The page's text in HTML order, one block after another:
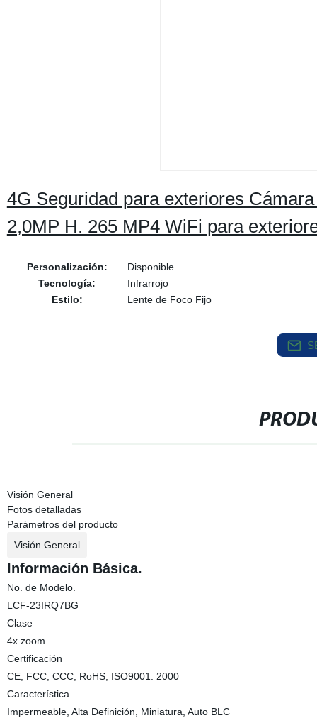
4G Seguridad para exteriores
2,0MP H. 265 MP4 WiFi para
Personalización:
Disponible
Tecnología:
Infrarrojo
Estilo:
Lente de Foco Fijo
Visión General
Fotos detalladas
Parámetros del producto
Visión General
Información Básica.
No. de Modelo.
LCF-23IRQ7BG
Clase
4x zoom
Certificación
CE, FCC, CCC, RoHS, ISO9001: 2000
Característica
Impermeable, Alta Definición, Miniatura, Auto BLC